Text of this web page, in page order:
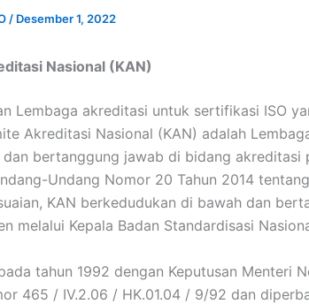
/ Desember 1, 2022
Nasional (KAN)
Lembaga akreditasi untuk sertifikasi ISO
Akreditasi Nasional (KAN) adalah
bertanggung jawab di bidang akreditasi
Undang Nomor 20 Tahun 2014
KAN berkedudukan di bawah dan
melalui Kepala Badan Standardisasi
tahun 1992 dengan Keputusan Menteri
465 / IV.2.06 / HK.01.04 / 9/92 dan